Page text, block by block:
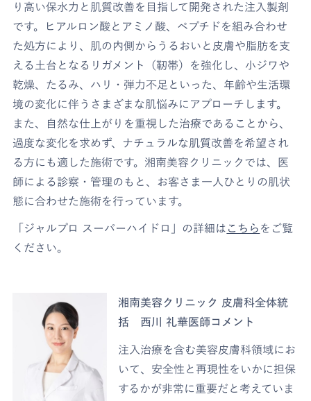
り高い保水力と肌質改善を目指して開発された注入製剤
です。ヒアルロン酸とアミノ酸、ペプチドを組み合わせ
た処方により、肌の内側からうるおいと皮膚や脂肪を支
える土台となるリガメント（靭帯）を強化し、小ジワや
乾燥、たるみ、ハリ・弾力不足といった、年齢や生活環
境の変化に伴うさまざまな肌悩みにアプローチします。
また、自然な仕上がりを重視した治療であることから、
過度な変化を求めず、ナチュラルな肌質改善を希望され
る方にも適した施術です。湘南美容クリニックでは、医
師による診察・管理のもと、お客さま一人ひとりの肌状
態に合わせた施術を行っています。
「ジャルプロ スーパーハイドロ」の詳細は こちら をご覧
ください。
湘南美容クリニック 皮膚科全体統
括 西川 礼華医師コメント
注入治療を含む美容皮膚科領域にお
いて、安全性と再現性をいかに担保
するかが非常に重要だと考えていま